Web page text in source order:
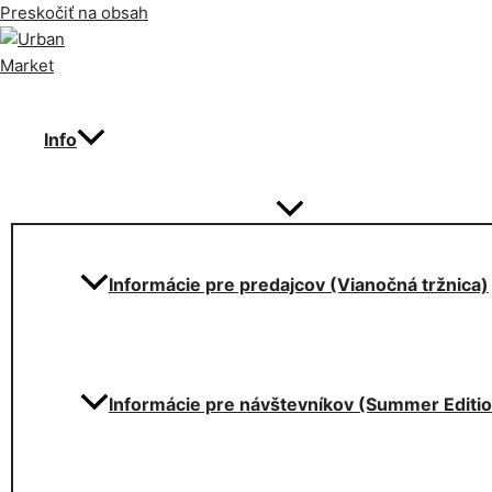
Preskočiť na obsah
Info
Informácie pre predajcov (Vianočná tržnica)
Informácie pre návštevníkov (Summer